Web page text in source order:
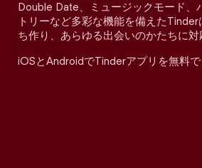
Double Date、ミュージックモード、
トリーなど多彩な機能を備えた
ち作り、あらゆる出会いのかたちに対
iOSとAndroidでTinderアプリを無料で